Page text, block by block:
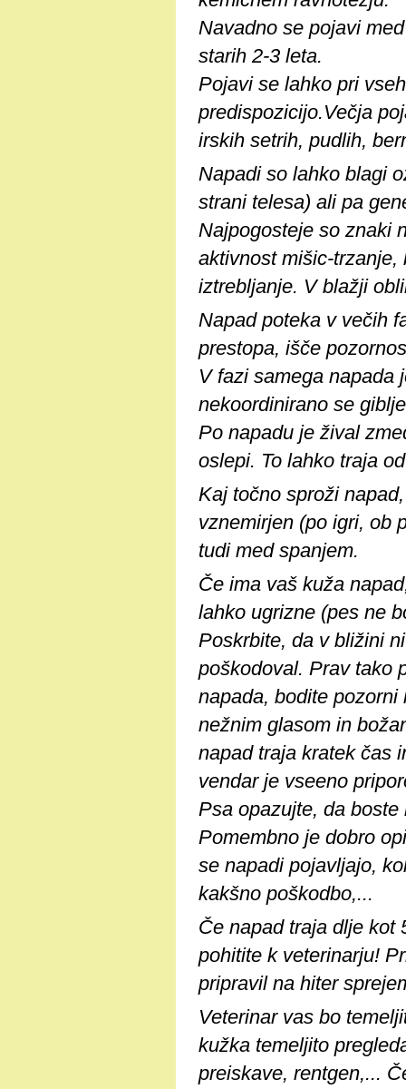
Navadno se pojavi
starih 2-3 leta.
Pojavi se lahko pri
predispozicijo.Večja
irskih setrih, pudlih,
Napadi so lahko blagi
strani telesa) ali pa
Najpogosteje so znaki
aktivnost mišic-
iztrebljanje. V blažji
Napad poteka v večih
prestopa, išče
V fazi samega napada
nekoordinirano se
Po napadu je žival
oslepi. To lahko traja
Kaj točno sproži
vznemirjen (po igri, ob
tudi med spanjem.
Če ima vaš kuža
lahko ugrizne (pes ne
Poskrbite, da v bližini
poškodoval. Prav tako
napada, bodite
nežnim glasom in
napad traja kratek čas
vendar je vseeno
Psa opazujte, da
Pomembno je dobro
se napadi pojavljajo,
kakšno poškodbo,...
Če napad traja dlje kot
pohitite k veterinarju!
pripravil na hiter
Veterinar vas bo
kužka temeljito
preiskave, rentgen,...